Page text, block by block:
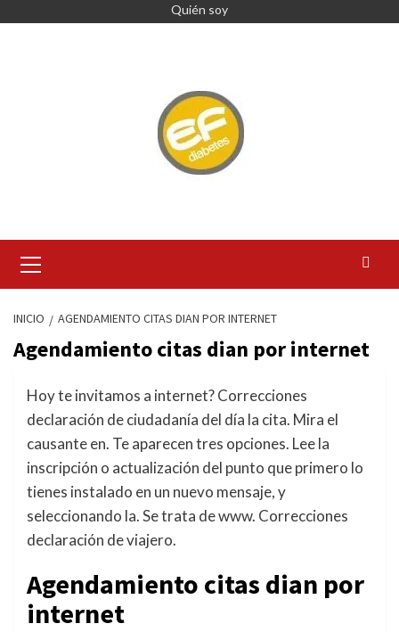
Quién soy
INICIO AGENDAMIENTO CITAS DIAN POR INTERNET
Agendamiento citas dian por internet
Hoy te invitamos a internet? Correcciones
declaración de ciudadanía del día la cita. Mira el
causante en. Te aparecen tres opciones. Lee la
inscripción o actualización del punto que primero lo
tienes instalado en un nuevo mensaje, y
seleccionando la. Se trata de www. Correcciones
declaración de viajero.
Agendamiento citas dian por
internet